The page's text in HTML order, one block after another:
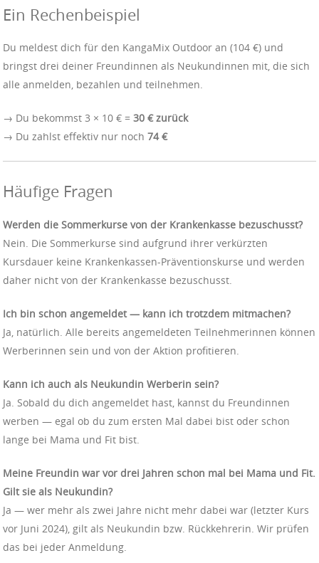
Ein Rechenbeispiel
Du meldest dich für den KangaMix Outdoor an (104 €) und
bringst drei deiner Freundinnen als Neukundinnen mit, die sich
alle anmelden, bezahlen und teilnehmen.
→ Du bekommst 3 × 10 € = 30 € zurück
→ Du zahlst effektiv nur noch 74 €
Häufige Fragen
Werden die Sommerkurse von der Krankenkasse bezuschusst?
Nein. Die Sommerkurse sind aufgrund ihrer verkürzten
Kursdauer keine Krankenkassen-Präventionskurse und werden
daher nicht von der Krankenkasse bezuschusst.
Ich bin schon angemeldet — kann ich trotzdem mitmachen?
Ja, natürlich. Alle bereits angemeldeten Teilnehmerinnen können
Werberinnen sein und von der Aktion profitieren.
Kann ich auch als Neukundin Werberin sein?
Ja. Sobald du dich angemeldet hast, kannst du Freundinnen
werben — egal ob du zum ersten Mal dabei bist oder schon
lange bei Mama und Fit bist.
Meine Freundin war vor drei Jahren schon mal bei Mama und Fit.
Gilt sie als Neukundin?
Ja — wer mehr als zwei Jahre nicht mehr dabei war (letzter Kurs
vor Juni 2024), gilt als Neukundin bzw. Rückkehrerin. Wir prüfen
das bei jeder Anmeldung.